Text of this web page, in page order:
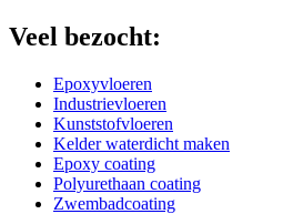
Veel bezocht:
Epoxyvloeren
Industrievloeren
Kunststofvloeren
Kelder waterdicht maken
Epoxy coating
Polyurethaan coating
Zwembadcoating